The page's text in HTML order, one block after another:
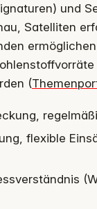
und
Satelliten
(
flexible